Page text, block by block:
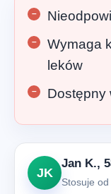
Wymaga
leków
Dostępny
JK
Jan K.,
Stosuje